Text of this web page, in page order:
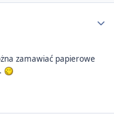
zamawiać papierowe